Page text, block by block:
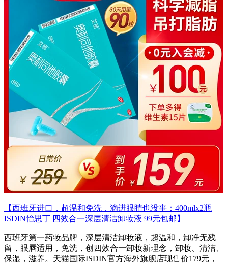
【西班牙进口，超温和免洗，滴进眼睛也没事：400mlx2瓶
ISDIN怡思丁 四效合一深层清洁卸妆液 99元包邮】
西班牙第一药妆品牌，深层清洁卸妆液，超温和，卸净无残
留，眼唇适用，免洗，创四效合一卸妆新理念，卸妆、清洁、
保湿，滋养。天猫国际ISDIN官方海外旗舰店现售价179元，